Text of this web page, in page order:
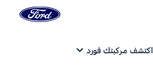
اكتشف مركبتك فورد